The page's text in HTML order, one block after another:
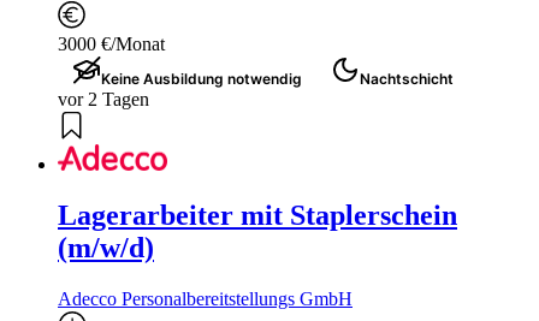
3000 €/Monat
Keine Ausbildung notwendig Nachtschicht
vor 2 Tagen
Lagerarbeiter mit Staplerschein
(m/w/d)
Adecco Personalbereitstellungs GmbH